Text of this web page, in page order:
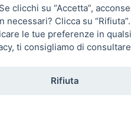
Termini e
Privacy
clicchi su “Accetta”,
Clicca su
le tue preferenze in
ti consigliamo di
Rifiuta